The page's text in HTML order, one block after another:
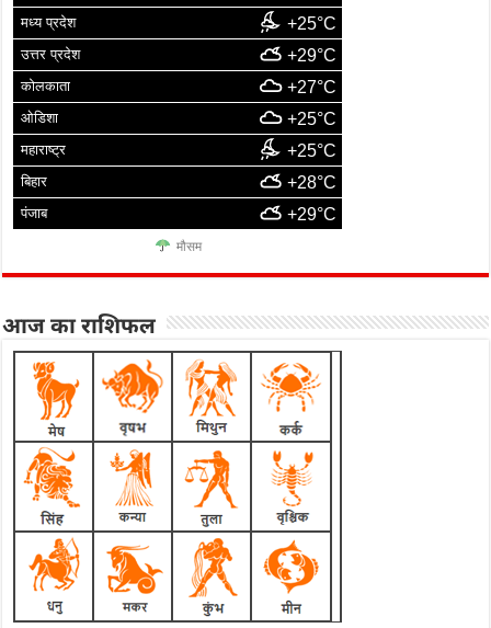
मध्य प्रदेश +25°C
उत्तर प्रदेश +29°C
कोलकाता +27°C
ओडिशा +25°C
महाराष्ट्र +25°C
बिहार +28°C
पंजाब +29°C
मौसम
आज का राशिफल